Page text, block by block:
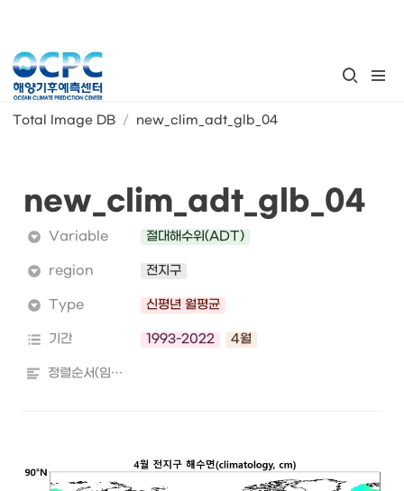
Total Image DB / new_clim_adt_glb_04
new_clim_adt_glb_04
Variable 절대해수위(ADT)
region 전지구
Type 신평년 월평균
기간 1993-2022 4월
정렬순서(임의)